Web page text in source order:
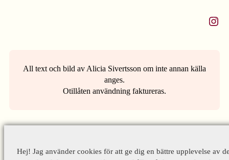
Instagram
All text och bild av Alicia Sivertsson om inte annan källa
anges.
Otillåten användning faktureras.
Hej! Jag använder cookies för att ge dig en bättre upplevelse av